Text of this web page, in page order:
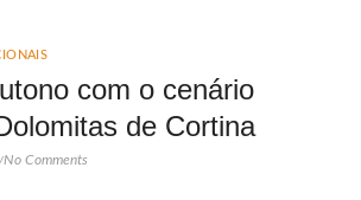
com o cenário
de Cortina
/No Comments